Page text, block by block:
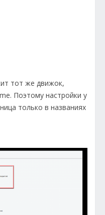
тот же движок,
Поэтому настройки у
только в названиях